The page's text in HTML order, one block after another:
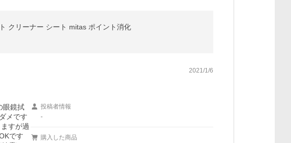
クリーナー シート mitas ポイント消化
2021/1/6
眼鏡拭
メです
すが過
です
投稿者情報
-
購入した商品